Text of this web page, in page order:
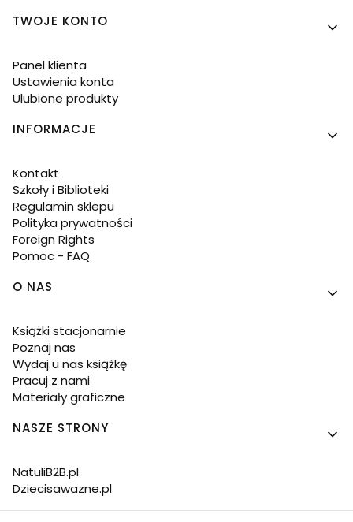
TWOJE KONTO
Panel klienta
Ustawienia konta
Ulubione produkty
INFORMACJE
Kontakt
Szkoły i Biblioteki
Regulamin sklepu
Polityka prywatności
Foreign Rights
Pomoc - FAQ
O NAS
Książki stacjonarnie
Poznaj nas
Wydaj u nas książkę
Pracuj z nami
Materiały graficzne
NASZE STRONY
NatuliB2B.pl
Dziecisawazne.pl